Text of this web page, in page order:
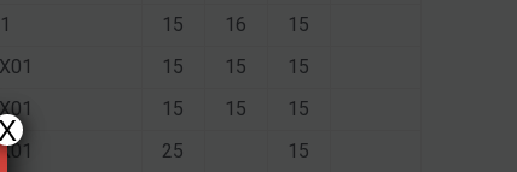
15 16
15
15 15
15
15 15
15
25
15
X